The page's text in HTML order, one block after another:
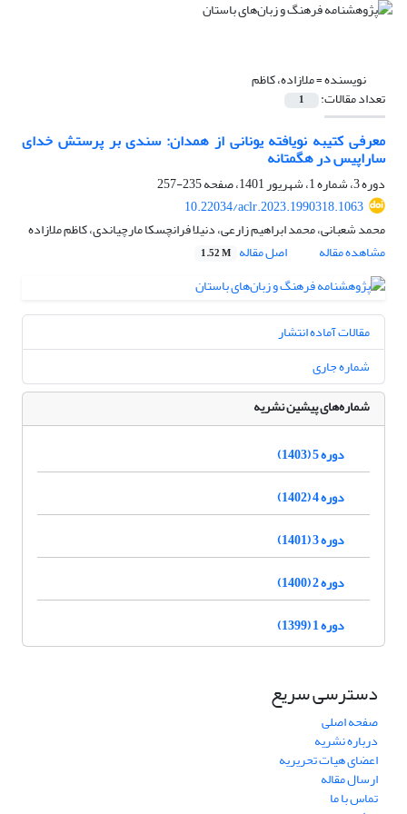
نویسنده =ملازاده، کاظم
تعداد مقالات: 1
معرفی کتیبه نویافته یونانی از همدان: سندی بر پرستش خدای
ساراپیس در هگمتانه
دوره 3، شماره 1، شهریور 1401، صفحه
235-257
10.22034/aclr.2023.1990318.1063
محمد شعبانی، محمد ابراهیم زارعی، دنیلا فرانچسکا مارچیاندی، کاظم ملازاده
مشاهده مقاله
اصل مقاله 1.52 M
مقالات آماده انتشار
شماره جاری
شماره‌های پیشین نشریه
دوره 5 (1403)
دوره 4 (1402)
دوره 3 (1401)
دوره 2 (1400)
دوره 1 (1399)
دسترسی سریع
صفحه اصلی
درباره نشریه
اعضای هیات تحریریه
ارسال مقاله
تماس با ما